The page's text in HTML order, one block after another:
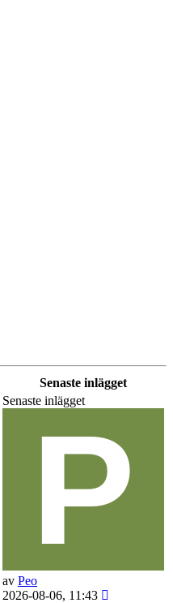
Senaste inlägget
Senaste inlägget
av Peo
2026-08-06, 11:43